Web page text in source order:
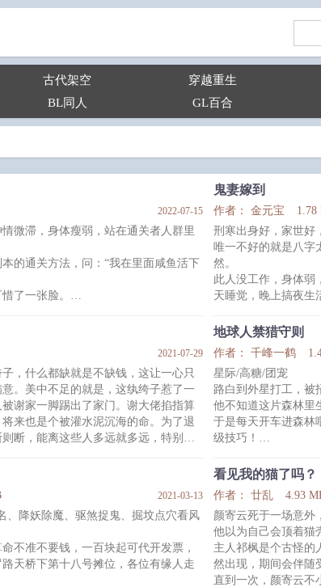
古代架空 穿越重生
BL同人 GL百合
2022-07-15
微滞，身体瘦弱，站在通关者人群里
的通关方法，问：“我在里面咸鱼活下
了一张脸。
捡回来做成小夜灯美美地睡觉。
汤，两眼放光。
裳。
对他黏黏糊糊，鬼主跟在他身后叫妈
的心脏。
鬼妻嫁到
作者： 金元宝 1.78
刑寒出身好，家世好
唯一不好的就是八
然。
此人没工作，身体弱
天睡觉，晚上搞夜生
直到有一天出任务死
辰到，我来勾魂了，
刑寒：“……”
我操。
这时的他才知道所谓
关键词get：阴亲 HE
宠 爽文
2021-07-29
，什么都缺就是不缺钱，这让一心只
。美中不足的就是，这纨绔子惹了一
谢家一脚踢出了家门。谢大佬掐指算
来也是个被灌水泥沉海的命。为了退
断，能离这些人多远就多远，特别是
，杀伐果断，还有一颗坚定的唯物主
降横祸，连准备订婚的对象都被拐走
天家里人给他找了个大师驱邪，看着
地球人禁猎守则
作者： 千峰一鹤
星际/高糖/团宠
路白到外星打工，被
他不知道这片森林里
于是每天开车进森林
级技巧！
路白愣住，谁是小王
保护区掌权者：你
之子，黑蛋和大白是
路白瑟瑟发抖：那
帝国亲王殿下一怔：
球。
总结：这就是个猛兽
2021-03-13
、降妖除魔、驱煞捉鬼、掘坟点穴看风
不准不要钱，一百块起可代开发票，
天桥下第十八号摊位，各位有缘人走
看见我的猫了吗？
作者： 廿乱 4.93
颜寄云死于一场意外
他以为自己会顶着猫
主人祁枫是个古怪的
然出现，期间会伴随
直到一次，颜寄云不